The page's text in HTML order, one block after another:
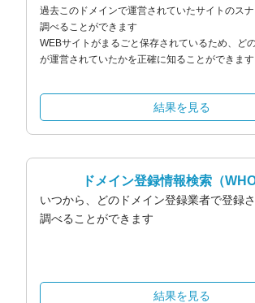
過去このドメインで運営されていたサイトのス
調べることができます
WEBサイトがまるごと保存されているため、ど
が運営されていたかを正確に知ることができます
結果を見る
ドメイン登録情報検索 （
いつから、どのドメイン登録業者で登録
調べることができます
結果を見る